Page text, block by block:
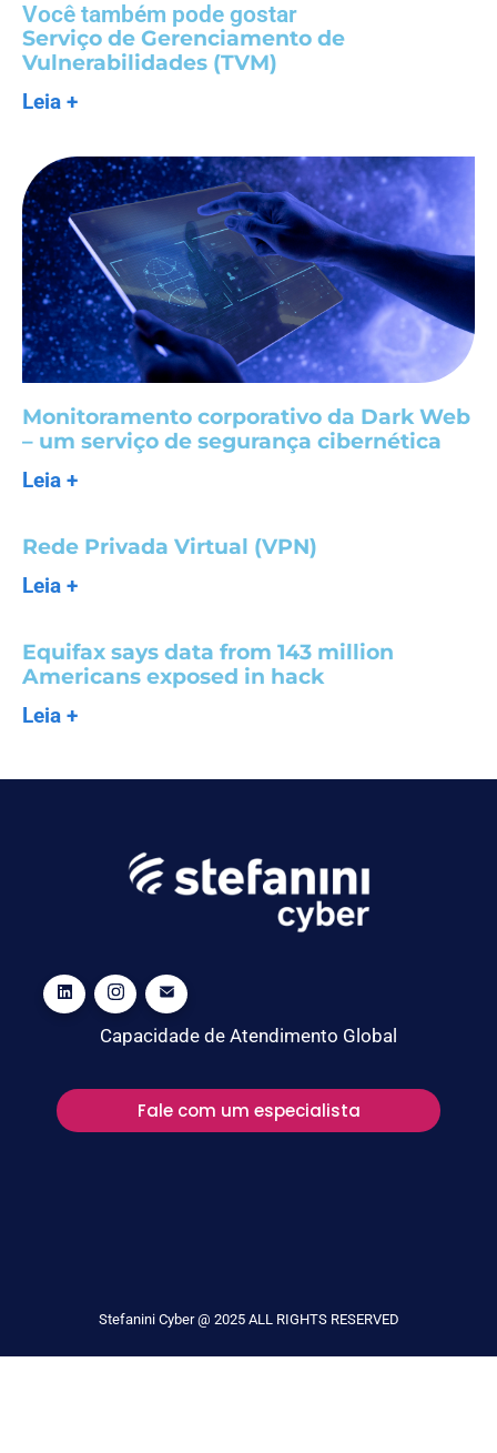
Você também pode gostar
Serviço de Gerenciamento de
Vulnerabilidades (TVM)
Leia +
Monitoramento corporativo da Dark Web
– um serviço de segurança cibernética
Leia +
Rede Privada Virtual (VPN)
Leia +
Equifax says data from 143 million
Americans exposed in hack
Leia +
Capacidade de Atendimento Global
Fale com um especialista
Stefanini Cyber @ 2025 ALL RIGHTS RESERVED